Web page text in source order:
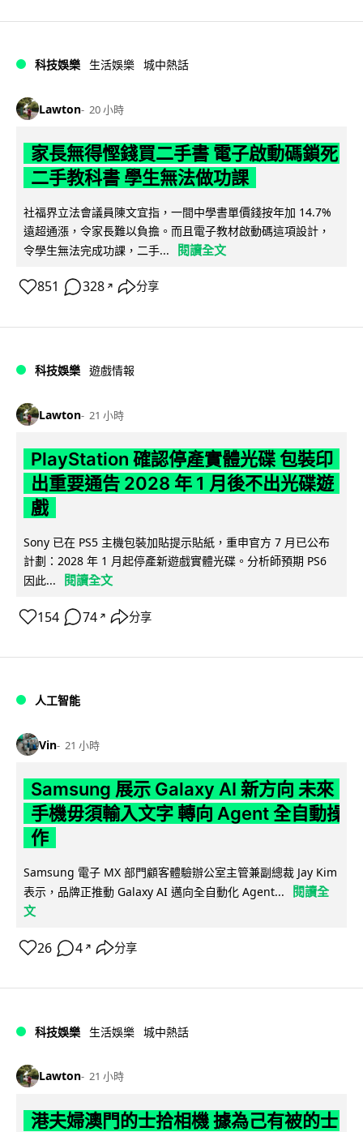
科技娛樂 生活娛樂 城中熱話
Lawton 20 小時
家長無得慳錢買二手書 電子啟動碼鎖死
二手教科書 學生無法做功課
社福界立法會議員陳文宜指，一間中學書單價錢按年加 14.7%
遠超通漲，令家長難以負擔。而且電子教材啟動碼這項設計，
令學生無法完成功課，二手...
閱讀全文
851 328 ↗ 分享
科技娛樂 遊戲情報
Lawton 21 小時
PlayStation 確認停產實體光碟 包裝印
出重要通告 2028 年 1 月後不出光碟遊
戲
Sony 已在 PS5 主機包裝加貼提示貼紙，重申官方 7 月已公布
計劃：2028 年 1 月起停產新遊戲實體光碟。分析師預期 PS6
因此...
閱讀全文
154 74 ↗ 分享
人工智能
Vin 21 小時
Samsung 展示 Galaxy AI 新方向 未來
手機毋須輸入文字 轉向 Agent 全自動操
作
Samsung 電子 MX 部門顧客體驗辦公室主管兼副總裁 Jay Kim
表示，品牌正推動 Galaxy AI 邁向全自動化 Agent...
閱讀全
文
26 4 ↗ 分享
科技娛樂 生活娛樂 城中熱話
Lawton 21 小時
港夫婦澳門的士拾相機 據為己有被的士